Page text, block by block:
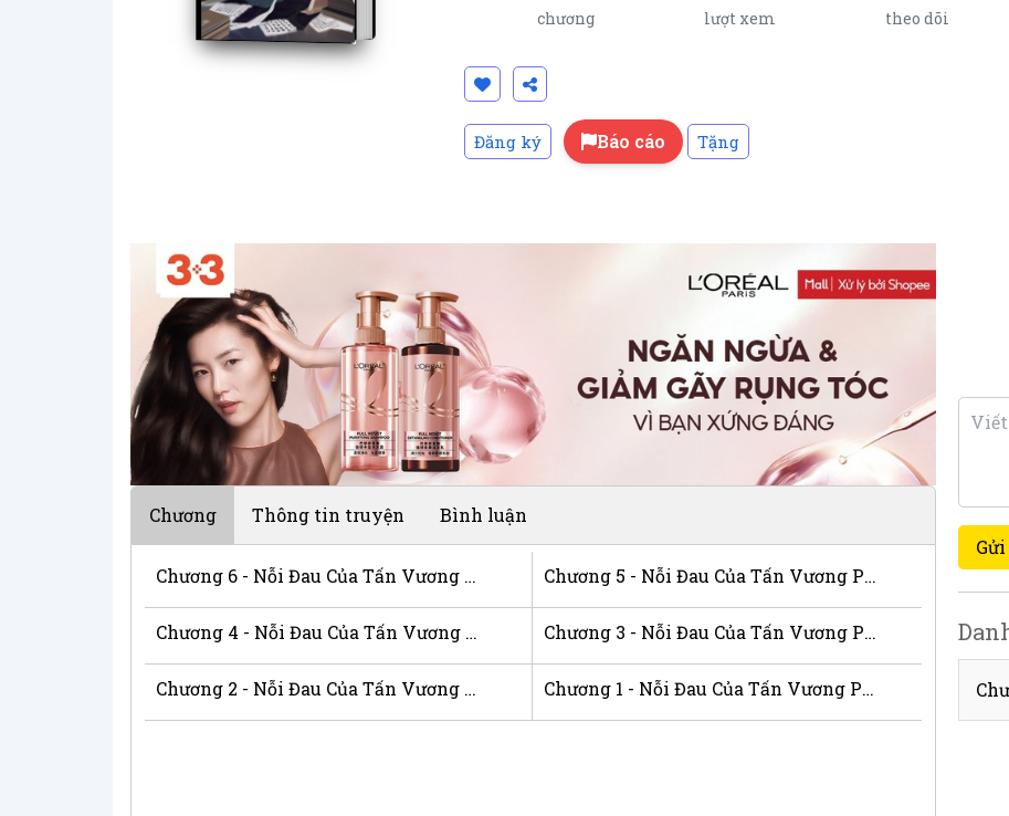
chương lượt xem theo dõi
Đăng ký Báo cáo Tặng
Chương Thông tin truyện Bình luận
Chương 6 - Nỗi Đau Của Tấn Vương Phi Chương 5 - Nỗi Đau Của Tấn Vương Phi
Chương 4 - Nỗi Đau Của Tấn Vương Phi Chương 3 - Nỗi Đau Của Tấn Vương Phi
Chương 2 - Nỗi Đau Của Tấn Vương Phi Chương 1 - Nỗi Đau Của Tấn Vương Phi